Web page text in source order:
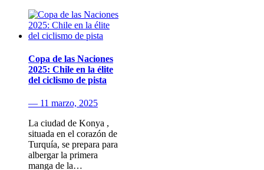
Copa de las Naciones
2025: Chile en la élite
del ciclismo de pista
— 11 marzo, 2025
La ciudad de Konya ,
situada en el corazón de
Turquía, se prepara para
albergar la primera
manga de la…